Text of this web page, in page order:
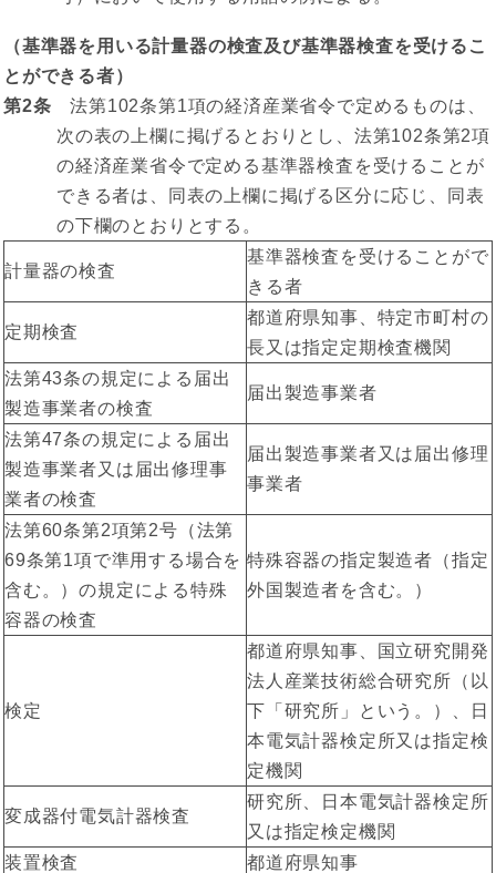
（基準器を用いる計量器の検査及び基準器検査を受けるこ
とができる者）
第2条 法第102条第1項の経済産業省令で定めるものは、
次の表の上欄に掲げるとおりとし、法第102条第2項
の経済産業省令で定める基準器検査を受けることが
できる者は、同表の上欄に掲げる区分に応じ、同表
の下欄のとおりとする。
計量器の検査
基準器検査を受けることがで
きる者
定期検査
都道府県知事、特定市町村の
長又は指定定期検査機関
法第43条の規定による届出
製造事業者の検査
届出製造事業者
法第47条の規定による届出
製造事業者又は届出修理事
業者の検査
届出製造事業者又は届出修理
事業者
法第60条第2項第2号（法第
69条第1項で準用する場合を
含む。）の規定による特殊
容器の検査
特殊容器の指定製造者（指定
外国製造者を含む。）
検定
都道府県知事、国立研究開発
法人産業技術総合研究所（以
下「研究所」という。）、日
本電気計器検定所又は指定検
定機関
変成器付電気計器検査
研究所、日本電気計器検定所
又は指定検定機関
装置検査
都道府県知事